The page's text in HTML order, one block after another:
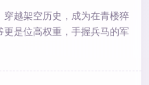
越架空历史，成为在青楼猝
是位高权重，手握兵马的军
醉金迷，夜夜笙歌……但……